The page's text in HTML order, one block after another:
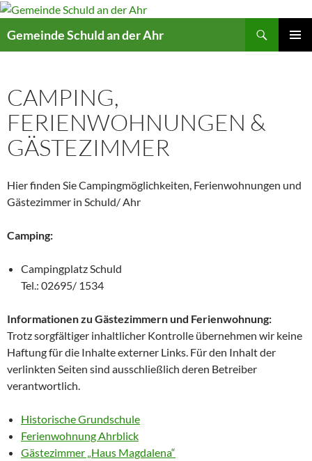
Gemeinde Schuld an der Ahr
CAMPING,
FERIENWOHNUNGEN &
GÄSTEZIMMER
Hier finden Sie Campingmöglichkeiten, Ferienwohnungen und
Gästezimmer in Schuld/ Ahr
Camping:
Campingplatz Schuld
Tel.: 02695/ 1534
Informationen zu Gästezimmern und Ferienwohnung:
Trotz sorgfältiger inhaltlicher Kontrolle übernehmen wir keine
Haftung für die Inhalte externer Links. Für den Inhalt der
verlinkten Seiten sind ausschließlich deren Betreiber
verantwortlich.
Historische Grundschule
Ferienwohnung Ahrblick
Gästezimmer „Haus Magdalena“